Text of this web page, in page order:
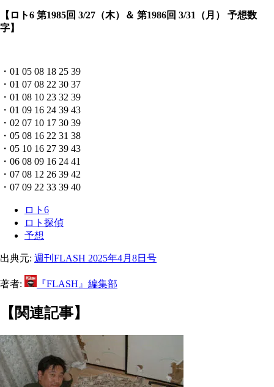
【ロト6 第1985回 3/27（木）＆ 第1986回 3/31（月） 予想数
字】
・01 05 08 18 25 39
・01 07 08 22 30 37
・01 08 10 23 32 39
・01 09 16 24 39 43
・02 07 10 17 30 39
・05 08 16 22 31 38
・05 10 16 27 39 43
・06 08 09 16 24 41
・07 08 12 26 39 42
・07 09 22 33 39 40
ロト6
ロト探偵
予想
出典元: 週刊FLASH 2025年4月8日号
著者: 『FLASH』編集部
【関連記事】